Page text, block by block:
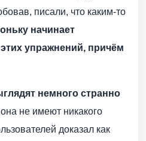
писали, что каким-то
начинает
упражнений, причём
немного странно
она не имеют никакого
доказал как